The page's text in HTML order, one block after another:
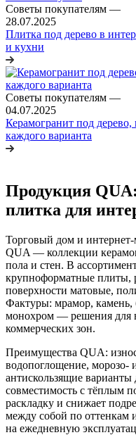
Советы покупателям —
28.07.2025
Плитка под дерево в
и кухни
Советы покупателям —
04.07.2025
Керамогранит под
каждого варианта
Продукция
плитка для
Торговый дом и интернет-
QUA — коллекции
пола и стен. В
крупноформатные плиты,
поверхности матовые,
Фактуры: мрамор, камень,
монохром — решения для
коммерческих зон.
Преимущества QUA:
водопоглощение, морозо-
антискользящие
совместимость с тёплым
раскладку и снижает
между собой по оттенкам
на ежедневную